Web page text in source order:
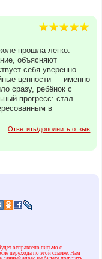
прошла легко.
объясняют
себя уверенно.
ценности — именно
сразу, ребёнок с
прогресс: стал
в
Ответить/дополнить отзыв
отправлено письмо с
перехода по этой ссылке. Нам